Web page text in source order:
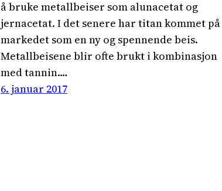
å bruke metallbeiser som alunacetat og
jernacetat. I det senere har titan kommet på
markedet som en ny og spennende beis.
Metallbeisene blir ofte brukt i kombinasjon
med tannin.…
6. januar 2017